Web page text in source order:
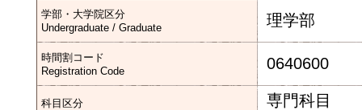
学部・大学院区分
Undergraduate / Graduate
理学部
時間割コード
Registration Code
0640600
科目区分
専門科目